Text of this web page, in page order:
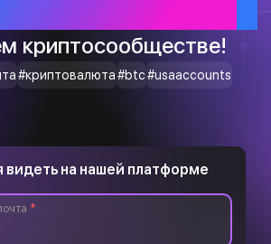
криптосообществе!
#криптовалюта#btc#usaaccounts
видеть на нашей платформе
*